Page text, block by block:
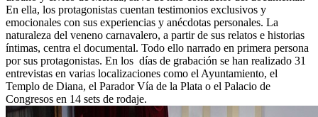
En ella, los protagonistas cuentan testimonios exclusivos y
emocionales con sus experiencias y anécdotas personales. La
naturaleza del veneno carnavalero, a partir de sus relatos e historias
íntimas, centra el documental. Todo ello narrado en primera persona
por sus protagonistas. En los días de grabación se han realizado 31
entrevistas en varias localizaciones como el Ayuntamiento, el
Templo de Diana, el Parador Vía de la Plata o el Palacio de
Congresos en 14 sets de rodaje.